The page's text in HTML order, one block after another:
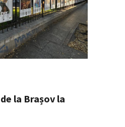
la Brașov la